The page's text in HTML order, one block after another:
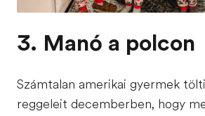
3. Manó a polcon
Számtalan amerikai gyermek
reggeleit decemberben, hogy